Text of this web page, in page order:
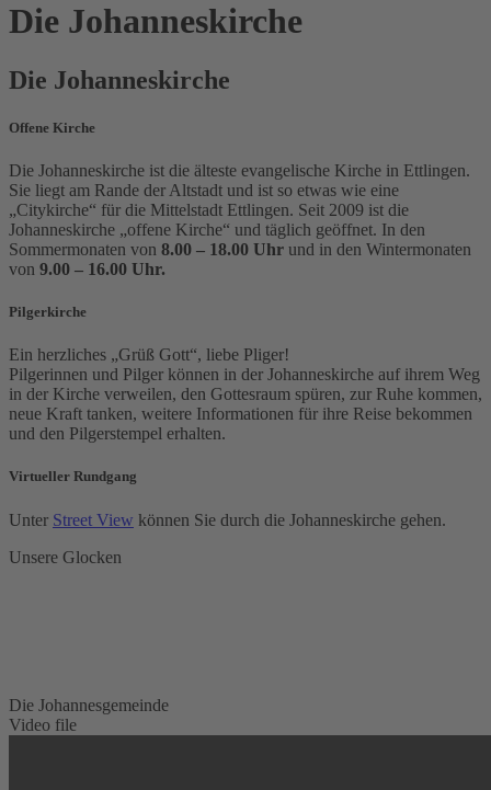
Die Johanneskirche
Die Johanneskirche
Offene Kirche
Die Johanneskirche ist die älteste evangelische Kirche in Ettlingen.
Sie liegt am Rande der Altstadt und ist so etwas wie eine
„Citykirche“ für die Mittelstadt Ettlingen. Seit 2009 ist die
Johanneskirche „offene Kirche“ und täglich geöffnet. In den
Sommermonaten von 8.00 – 18.00 Uhr und in den Wintermonaten
von 9.00 – 16.00 Uhr.
Pilgerkirche
Ein herzliches „Grüß Gott“, liebe Pliger!
Pilgerinnen und Pilger können in der Johanneskirche auf ihrem Weg
in der Kirche verweilen, den Gottesraum spüren, zur Ruhe kommen,
neue Kraft tanken, weitere Informationen für ihre Reise bekommen
und den Pilgerstempel erhalten.
Virtueller Rundgang
Unter Street View können Sie durch die Johanneskirche gehen.
Unsere Glocken
Die Johannesgemeinde
Video file